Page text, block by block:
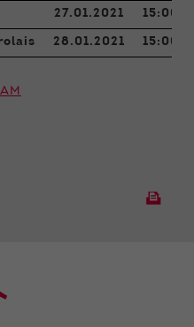
27.01.2021 15:00
28.01.2021 15:00
anzeigen
Informationen